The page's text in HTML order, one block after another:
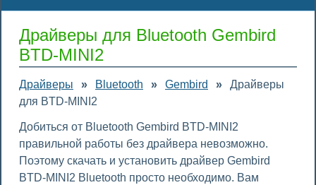
Драйверы для Bluetooth Gembird
BTD-MINI2
Драйверы » Bluetooth » Gembird »
Драйверы
для BTD-MINI2
Добиться от Bluetooth Gembird BTD-MINI2
правильной работы без драйвера невозможно.
Поэтому скачать и установить драйвер Gembird
BTD-MINI2 Bluetooth просто необходимо. Вам